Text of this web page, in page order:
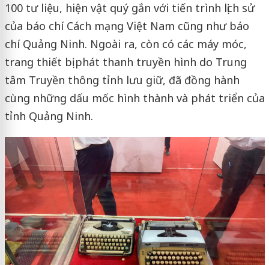
100 tư liệu, hiện vật quý gắn với tiến trình lịch sử
của báo chí Cách mạng Việt Nam cũng như báo
chí Quảng Ninh. Ngoài ra, còn có các máy móc,
trang thiết bị phát thanh truyền hình do Trung
tâm Truyền thông tỉnh lưu giữ, đã đồng hành
cùng những dấu mốc hình thành và phát triển của
tỉnh Quảng Ninh.